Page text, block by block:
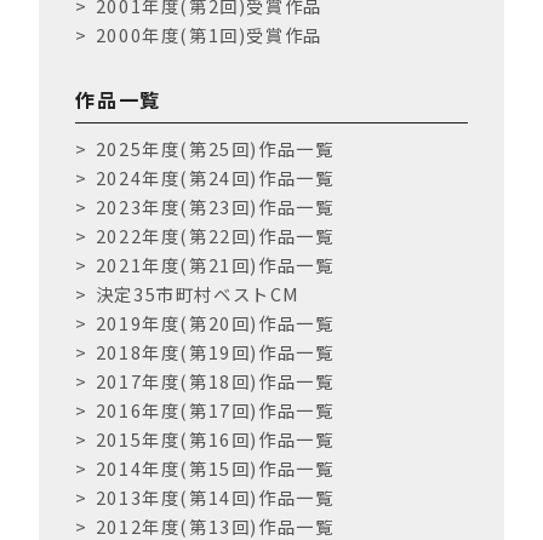
2001年度(第2回)受賞作品
2000年度(第1回)受賞作品
作品一覧
2025年度(第25回)作品一覧
2024年度(第24回)作品一覧
2023年度(第23回)作品一覧
2022年度(第22回)作品一覧
2021年度(第21回)作品一覧
決定35市町村ベストCM
2019年度(第20回)作品一覧
2018年度(第19回)作品一覧
2017年度(第18回)作品一覧
2016年度(第17回)作品一覧
2015年度(第16回)作品一覧
2014年度(第15回)作品一覧
2013年度(第14回)作品一覧
2012年度(第13回)作品一覧